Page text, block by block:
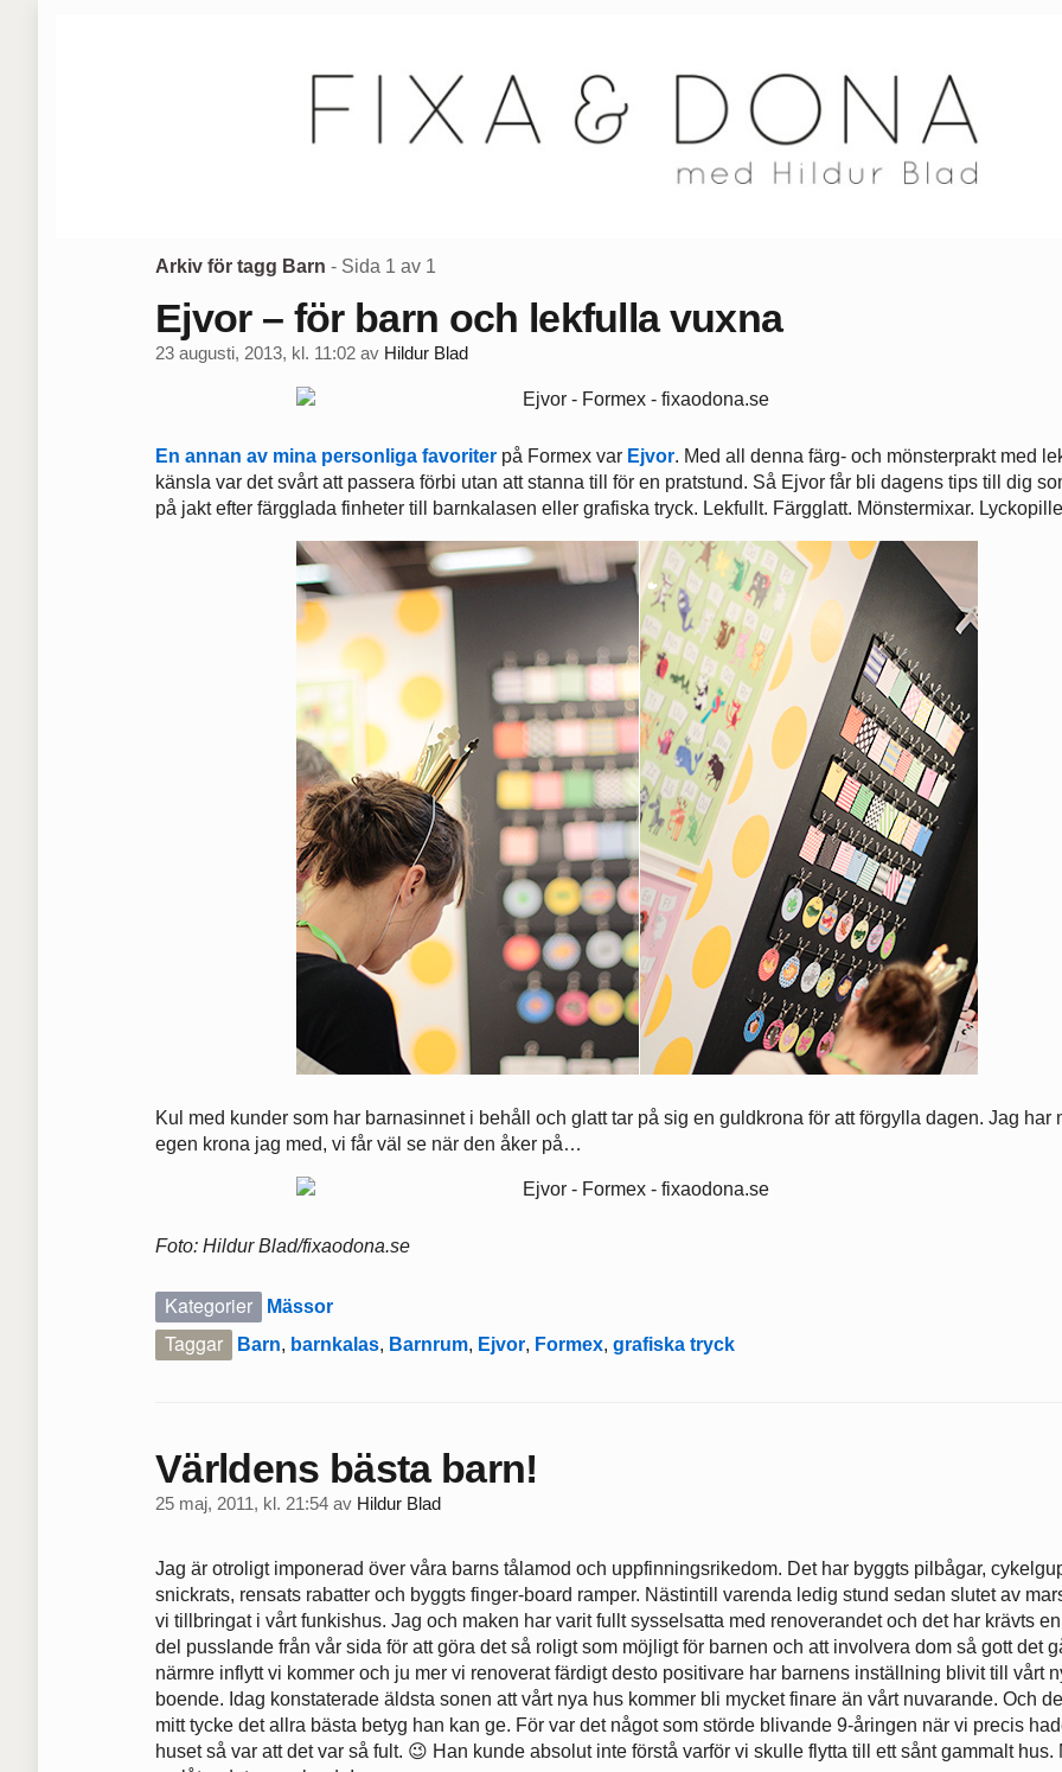
Arkiv för tagg Barn - Sida 1 av 1
Ejvor – för barn och lekfulla vuxna
23 augusti, 2013, kl. 11:02 av Hildur Blad
En annan av mina personliga favoriter på Formex var Ejvor. Med all denna färg- och mönsterprakt med
känsla var det svårt att passera förbi utan att stanna till för en pratstund. Så Ejvor får bli dagens tips till dig
på jakt efter färgglada finheter till barnkalasen eller grafiska tryck. Lekfullt. Färgglatt. Mönstermixar.
Kul med kunder som har barnasinnet i behåll och glatt tar på sig en guldkrona för att förgylla dagen. Jag har
egen krona jag med, vi får väl se när den åker på…
Foto: Hildur Blad/fixaodona.se
Kategorier Mässor
Taggar Barn, barnkalas, Barnrum, Ejvor, Formex,grafiska tryck
Världens bästa barn!
25 maj, 2011, kl. 21:54 av Hildur Blad
Jag är otroligt imponerad över våra barns tålamod och uppfinningsrikedom. Det har byggts pilbågar,
snickrats, rensats rabatter och byggts finger-board ramper. Nästintill varenda ledig stund sedan slutet av
vi tillbringat i vårt funkishus. Jag och maken har varit fullt sysselsatta med renoverandet och det har krävts en
del pusslande från vår sida för att göra det så roligt som möjligt för barnen och att involvera dom så gott det
närmre inflytt vi kommer och ju mer vi renoverat färdigt desto positivare har barnens inställning blivit till vårt
boende. Idag konstaterade äldsta sonen att vårt nya hus kommer bli mycket finare än vårt nuvarande. Och
mitt tycke det allra bästa betyg han kan ge. För var det något som störde blivande 9-åringen när vi precis
huset så var att det var så fult. 😉 Han kunde absolut inte förstå varför vi skulle flytta till ett sånt gammalt hus.